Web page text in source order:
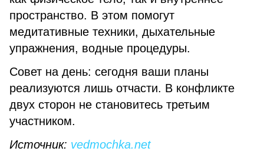
пространство. В этом помогут
медитативные техники, дыхательные
упражнения, водные процедуры.
Совет на день: сегодня ваши планы
реализуются лишь отчасти. В конфликте
двух сторон не становитесь третьим
участником.
Источник: vedmochka.net